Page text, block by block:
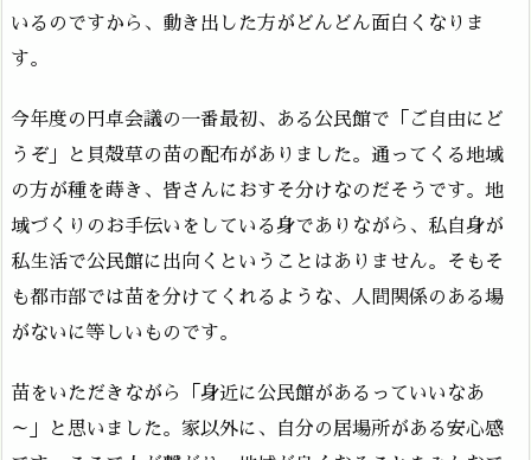
いるのですから、動き出した方がどんどん面白くなりま
す。
今年度の円卓会議の一番最初、ある公民館で「ご自由にど
うぞ」と貝殻草の苗の配布がありました。通ってくる地域
の方が種を蒔き、皆さんにおすそ分けなのだそうです。地
域づくりのお手伝いをしている身でありながら、私自身が
私生活で公民館に出向くということはありません。そもそ
も都市部では苗を分けてくれるような、人間関係のある場
がないに等しいものです。
苗をいただきながら「身近に公民館があるっていいなあ
～」と思いました。家以外に、自分の居場所がある安心感